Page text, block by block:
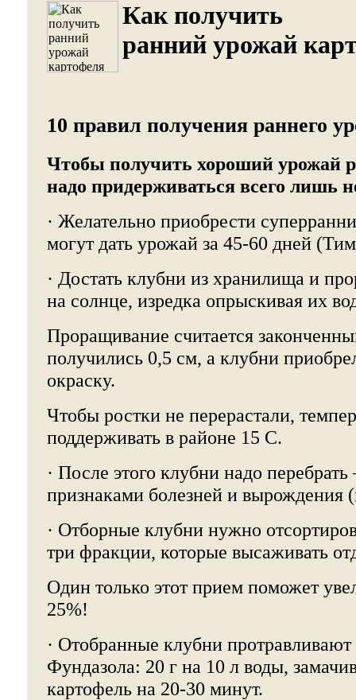
Как получить
ранний урожай
10 правил получения раннего
Чтобы получить хороший урожай
надо придерживаться всего лишь
· Желательно приобрести
могут дать урожай за 45-60 дней
· Достать клубни из хранилища и
на солнце, изредка опрыскивая их
Проращивание считается
получились 0,5 см, а клубни
окраску.
Чтобы ростки не перерастали,
поддерживать в районе 15 С.
· После этого клубни надо перебрать
признаками болезней и вырождения
· Отборные клубни нужно
три фракции, которые высаживать
Один только этот прием поможет
25%!
· Отобранные клубни протравливают
Фундазола: 20 г на 10 л воды,
картофель на 20-30 минут.